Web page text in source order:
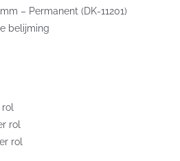
– Permanent (DK-11201)
belijming
rol
rol